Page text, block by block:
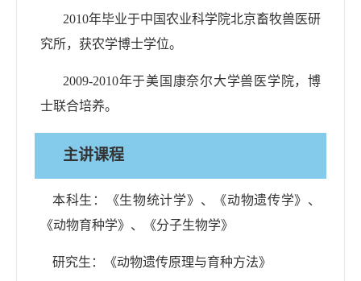
2010年毕业于中国农业科学院北京畜牧兽医研
究所，获农学博士学位。
2009-2010年于美国康奈尔大学兽医学院，博
士联合培养。
主讲课程
本科生：《生物统计学》、《动物遗传学》、
《动物育种学》、《分子生物学》
研究生：《动物遗传原理与育种方法》